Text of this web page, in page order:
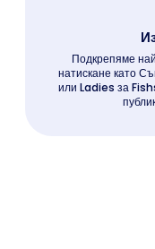
Подкрепяме
натискане като
или Ladies за